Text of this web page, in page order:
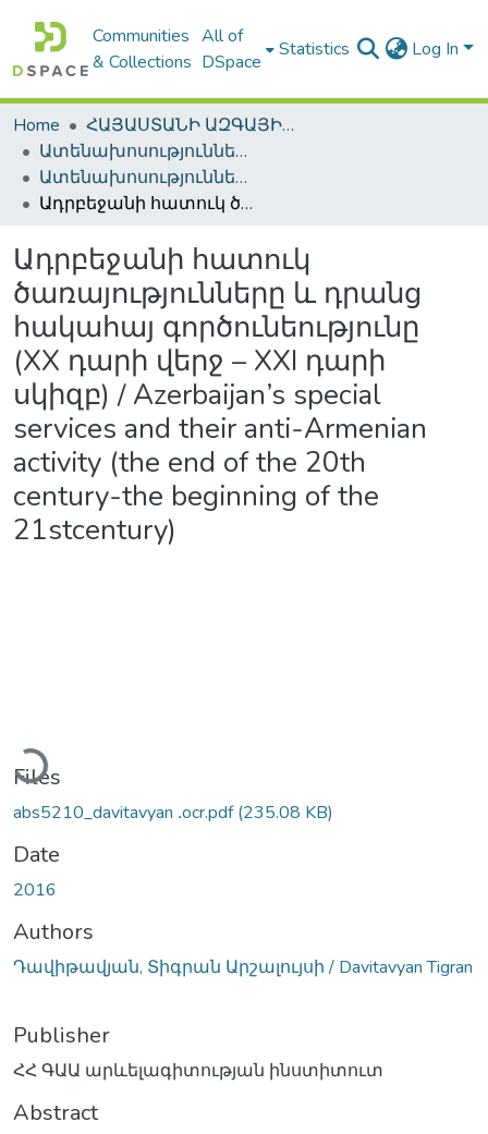
Communities
& Collections
All of
DSpace
Statistics Log In
Home
ՀԱՅԱՍՏԱՆԻ ԱԶԳԱՅԻՆ ԳՐԱԴԱՐԱՆԻ ԹՎԱՅԻՆ ՊԱՀՈՑ / DIGITAL REPOSITORY OF NLA
Ատենախոսություններ և սեղմագրեր / Theses & Abstracts
Ատենախոսություններ և սեղմագրեր / Theses & Abstracts
Ադրբեջանի հատուկ ծառայությունները և դրանց հակահայ գործունեությունը (XX դարի վերջ – XXI դարի սկիզբ) / Azerbaijan’s special services and their anti-Armenian activity (the end of the 20th century-the beginning of the 21stcentury)
Ադրբեջանի հատուկ
ծառայությունները և դրանց
հակահայ գործունեությունը
(XX դարի վերջ – XXI դարի
սկիզբ) / Azerbaijan’s special
services and their anti-Armenian
activity (the end of the 20th
century-the beginning of the
21stcentury)
Loading...
Files
abs5210_davitavyan ․ocr.pdf(235.08 KB)
Date
2016
Authors
Դավիթավյան, Տիգրան Արշալույսի / Davitavyan Tigran
Publisher
ՀՀ ԳԱԱ արևելագիտության ինստիտուտ
Abstract